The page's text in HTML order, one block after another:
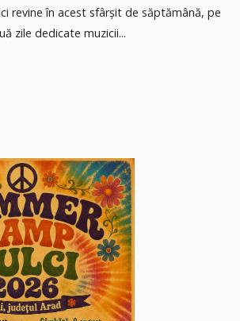
revine în acest sfârșit de săptămână, pe
zile dedicate muzicii...